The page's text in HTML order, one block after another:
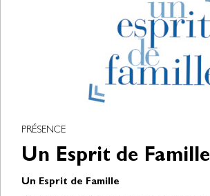
PRÉSENCE
Un Esprit de Famille
Un Esprit de Famille